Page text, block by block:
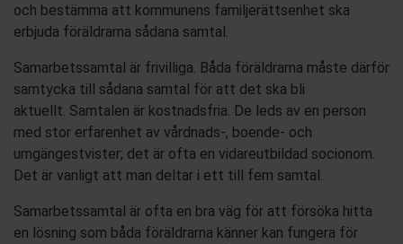
och bestämma att kommunens familjerättsenhet ska
erbjuda föräldrarna sådana samtal.
Samarbetssamtal är frivilliga. Båda föräldrarna måste därför
samtycka till sådana samtal för att det ska bli
aktuellt. Samtalen är kostnadsfria. De leds av en person
med stor erfarenhet av vårdnads-, boende- och
umgängestvister; det är ofta en vidareutbildad socionom.
Det är vanligt att man deltar i ett till fem samtal.
Samarbetssamtal är ofta en bra väg för att försöka hitta
en lösning som båda föräldrarna känner kan fungera för